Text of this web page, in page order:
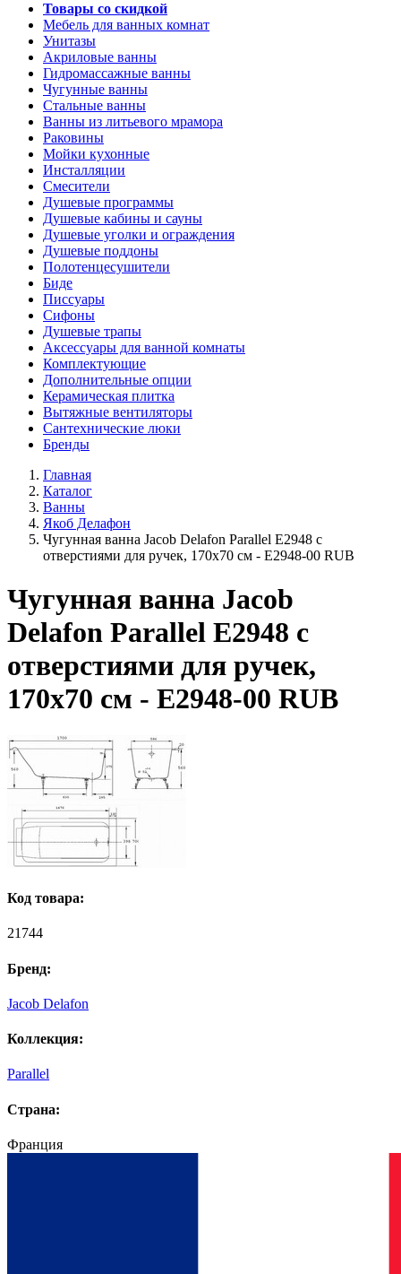
Товары со скидкой
Мебель для ванных комнат
Унитазы
Акриловые ванны
Гидромассажные ванны
Чугунные ванны
Стальные ванны
Ванны из литьевого мрамора
Раковины
Мойки кухонные
Инсталляции
Смесители
Душевые программы
Душевые кабины и сауны
Душевые уголки и ограждения
Душевые поддоны
Полотенцесушители
Биде
Писсуары
Сифоны
Душевые трапы
Аксессуары для ванной комнаты
Комплектующие
Дополнительные опции
Керамическая плитка
Вытяжные вентиляторы
Сантехнические люки
Бренды
Главная
Каталог
Ванны
Якоб Делафон
Чугунная ванна Jacob Delafon Parallel E2948 с
отверстиями для ручек, 170х70 см - E2948-00 RUB
Чугунная ванна Jacob
Delafon Parallel E2948 с
отверстиями для ручек,
170х70 см - E2948-00 RUB
Код товара:
21744
Бренд:
Jacob Delafon
Коллекция:
Parallel
Страна:
Франция